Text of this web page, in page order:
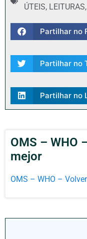
ÚTEIS, LEITURAS,
Partilhar no
Partilhar no
Partilhar no
OMS – WHO
mejor
OMS – WHO –